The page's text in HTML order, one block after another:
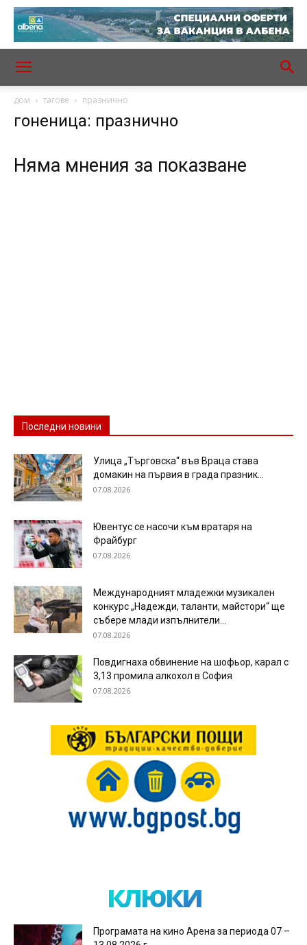
дом тагове празнично
гоненица: празнично
Няма мнения за показване
Последни новини
Улица „Търговска“ във Враца става
домакин на първия в града празник...
07.08.2026
Ювентус се насочи към вратаря на
Фрайбург
07.08.2026
Международният младежки музикален
конкурс „Надежди, таланти, майстори“ ще
събере млади изпълнители...
07.08.2026
Повдигнаха обвинение на шофьор, карал с
3,13 промила алкохол в София
07.08.2026
клюки
Програмата на кино Арена за периода 07 –